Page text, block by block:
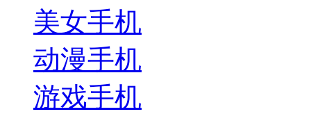
美女手机
动漫手机
游戏手机